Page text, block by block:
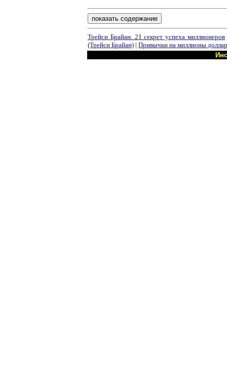
показать содержание
Трейси Брайан. 21 секрет успеха миллионеров
(Трейси Брайан) | Привычки на миллионы